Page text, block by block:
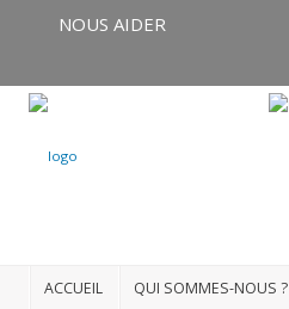
NOUS AIDER
ACCUEIL QUI SOMMES-NOUS ?